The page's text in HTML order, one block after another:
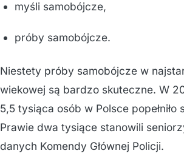
myśli samobójcze,
próby samobójcze.
Niestety próby samobójcze w
wiekowej są bardzo skuteczne. W
5,5 tysiąca osób w Polsce popełniło
Prawie dwa tysiące stanowili
danych Komendy Głównej Policji.